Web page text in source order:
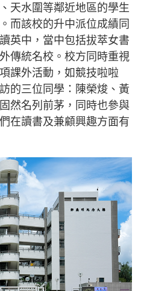
天水圍等鄰近地區的學生
而該校的升中派位成績同
英中，當中包括拔萃女書
傳統名校。校方同時重視
課外活動，如競技啦啦
的三位同學：陳榮焌、黃
然名列前茅，同時也參與
在讀書及兼顧興趣方面有